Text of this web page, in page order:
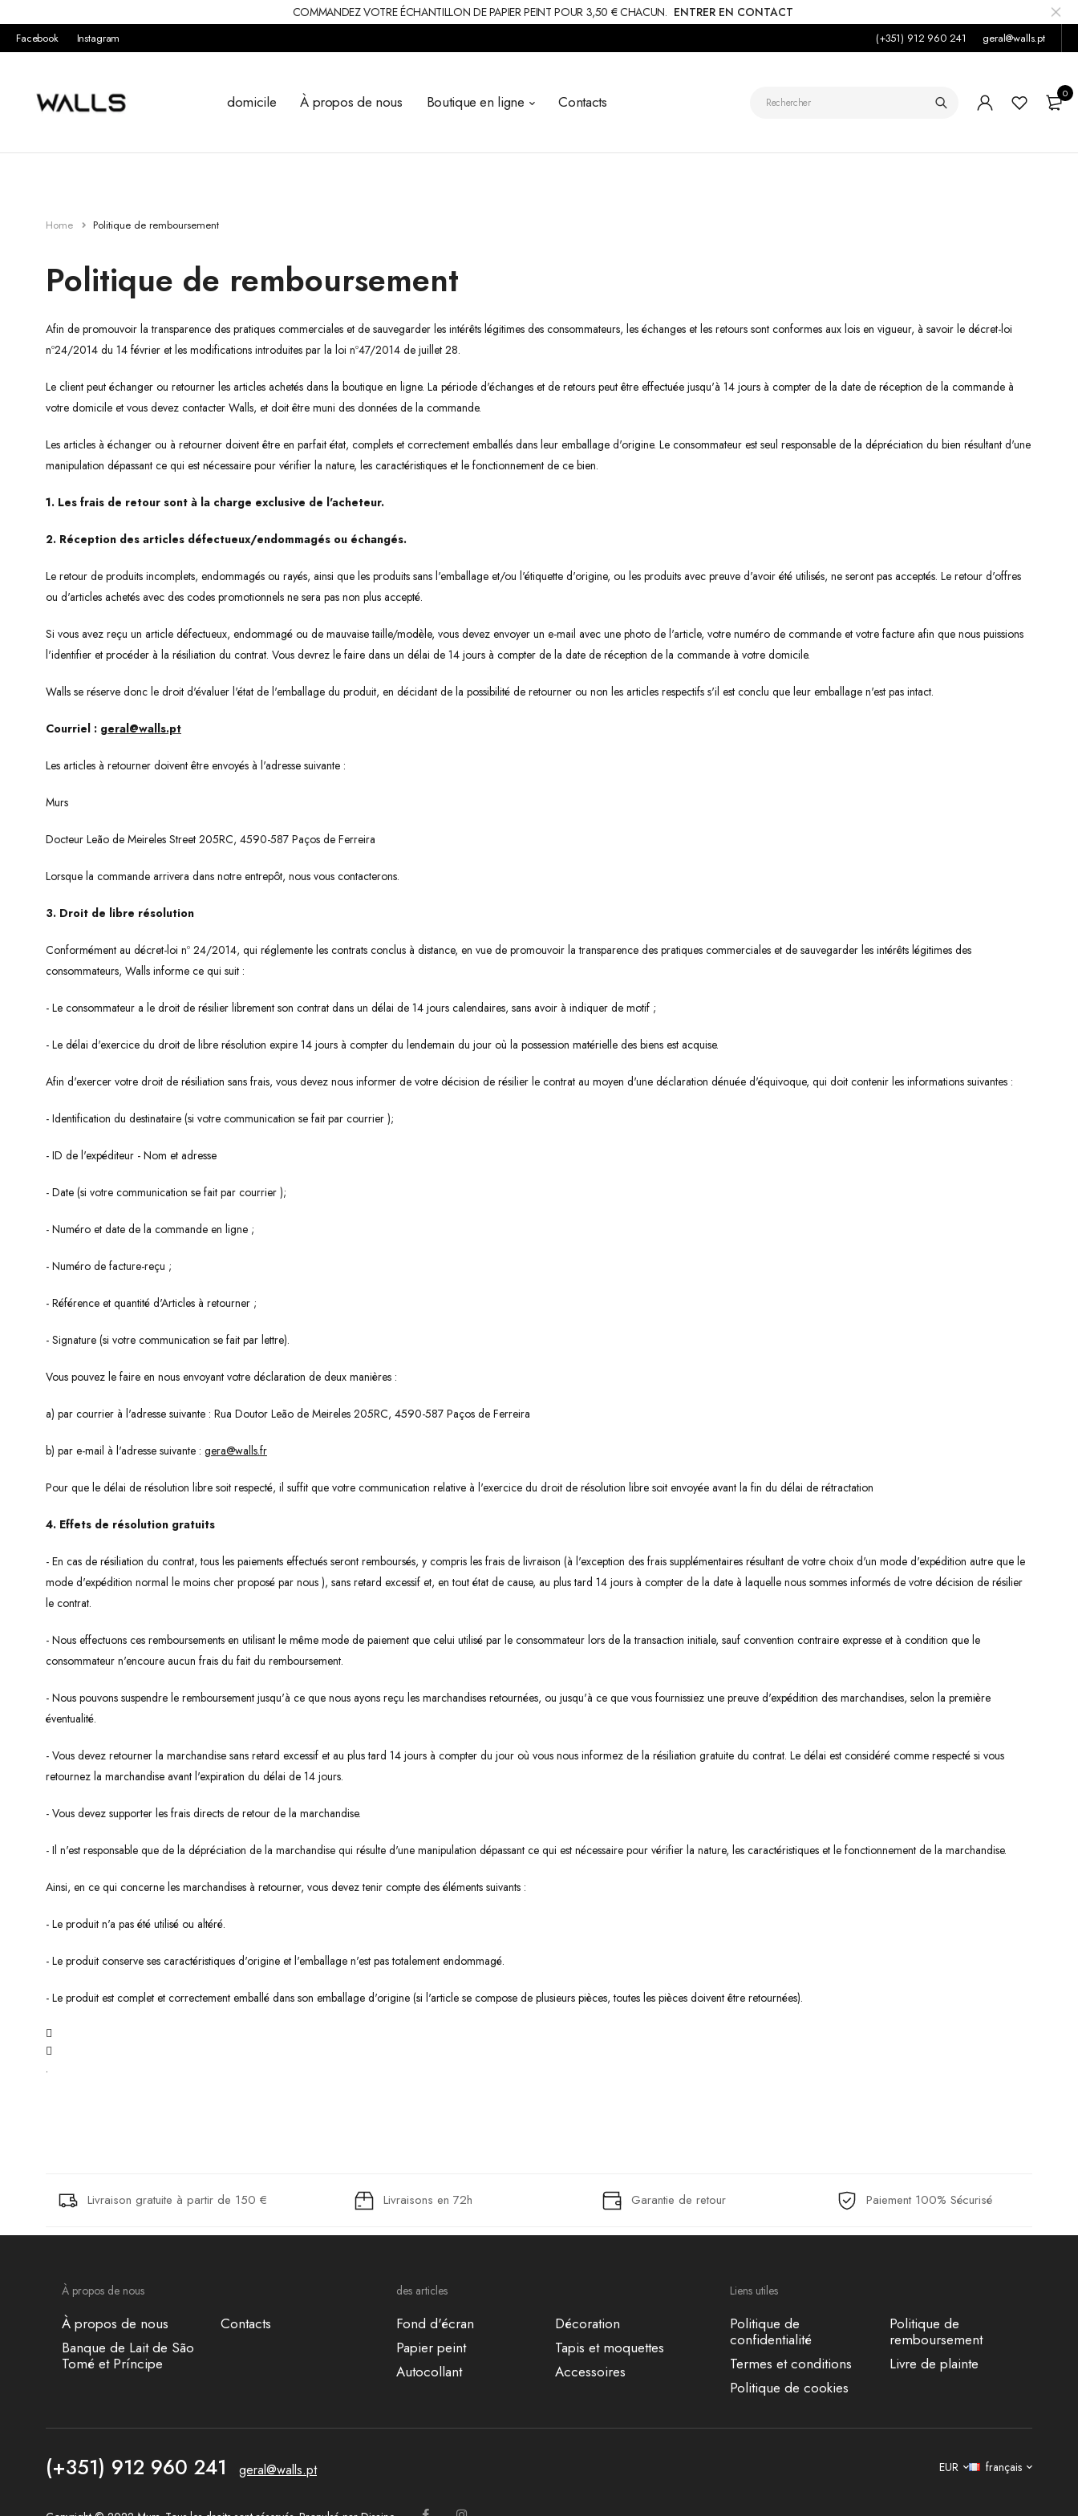
COMMANDEZ VOTRE ÉCHANTILLON DE PAPIER PEINT POUR 3,50 € CHACUN. ENTRER EN CONTACT
Facebook Instagram (+351) 912 960 241 geral@walls.pt
domicile À propos de nous Boutique en ligne Contacts 0
Home Politique de remboursement
Politique de remboursement
Afin de promouvoir la transparence des pratiques commerciales et de sauvegarder les intérêts légitimes des consommateurs, les échanges et les retours sont conformes aux lois en vigueur, à savoir le décret-loi
nº24/2014 du 14 février et les modifications introduites par la loi nº47/2014 de juillet 28.
Le client peut échanger ou retourner les articles achetés dans la boutique en ligne. La période d'échanges et de retours peut être effectuée jusqu'à 14 jours à compter de la date de réception de la commande à
votre domicile et vous devez contacter Walls, et doit être muni des données de la commande.
Les articles à échanger ou à retourner doivent être en parfait état, complets et correctement emballés dans leur emballage d'origine. Le consommateur est seul responsable de la dépréciation du bien résultant d'une
manipulation dépassant ce qui est nécessaire pour vérifier la nature, les caractéristiques et le fonctionnement de ce bien.
1. Les frais de retour sont à la charge exclusive de l'acheteur.
2. Réception des articles défectueux/endommagés ou échangés.
Le retour de produits incomplets, endommagés ou rayés, ainsi que les produits sans l'emballage et/ou l'étiquette d'origine, ou les produits avec preuve d'avoir été utilisés, ne seront pas acceptés. Le retour d'offres
ou d'articles achetés avec des codes promotionnels ne sera pas non plus accepté.
Si vous avez reçu un article défectueux, endommagé ou de mauvaise taille/modèle, vous devez envoyer un e-mail avec une photo de l'article, votre numéro de commande et votre facture afin que nous puissions
l'identifier et procéder à la résiliation du contrat. Vous devrez le faire dans un délai de 14 jours à compter de la date de réception de la commande à votre domicile.
Walls se réserve donc le droit d'évaluer l'état de l'emballage du produit, en décidant de la possibilité de retourner ou non les articles respectifs s'il est conclu que leur emballage n'est pas intact.
Courriel : geral@walls.pt
Les articles à retourner doivent être envoyés à l'adresse suivante :
Murs
Docteur Leão de Meireles Street 205RC, 4590-587 Paços de Ferreira
Lorsque la commande arrivera dans notre entrepôt, nous vous contacterons.
3. Droit de libre résolution
Conformément au décret-loi nº 24/2014, qui réglemente les contrats conclus à distance, en vue de promouvoir la transparence des pratiques commerciales et de sauvegarder les intérêts légitimes des
consommateurs, Walls informe ce qui suit :
- Le consommateur a le droit de résilier librement son contrat dans un délai de 14 jours calendaires, sans avoir à indiquer de motif ;
- Le délai d'exercice du droit de libre résolution expire 14 jours à compter du lendemain du jour où la possession matérielle des biens est acquise.
Afin d'exercer votre droit de résiliation sans frais, vous devez nous informer de votre décision de résilier le contrat au moyen d'une déclaration dénuée d'équivoque, qui doit contenir les informations suivantes :
- Identification du destinataire (si votre communication se fait par courrier );
- ID de l'expéditeur - Nom et adresse
- Date (si votre communication se fait par courrier );
- Numéro et date de la commande en ligne ;
- Numéro de facture-reçu ;
- Référence et quantité d'Articles à retourner ;
- Signature (si votre communication se fait par lettre).
Vous pouvez le faire en nous envoyant votre déclaration de deux manières :
a) par courrier à l'adresse suivante : Rua Doutor Leão de Meireles 205RC, 4590-587 Paços de Ferreira
b) par e-mail à l'adresse suivante : gera@walls.fr
Pour que le délai de résolution libre soit respecté, il suffit que votre communication relative à l'exercice du droit de résolution libre soit envoyée avant la fin du délai de rétractation
4. Effets de résolution gratuits
- En cas de résiliation du contrat, tous les paiements effectués seront remboursés, y compris les frais de livraison (à l'exception des frais supplémentaires résultant de votre choix d'un mode d'expédition autre que le
mode d'expédition normal le moins cher proposé par nous ), sans retard excessif et, en tout état de cause, au plus tard 14 jours à compter de la date à laquelle nous sommes informés de votre décision de résilier
le contrat.
- Nous effectuons ces remboursements en utilisant le même mode de paiement que celui utilisé par le consommateur lors de la transaction initiale, sauf convention contraire expresse et à condition que le
consommateur n'encoure aucun frais du fait du remboursement.
- Nous pouvons suspendre le remboursement jusqu'à ce que nous ayons reçu les marchandises retournées, ou jusqu'à ce que vous fournissiez une preuve d'expédition des marchandises, selon la première
éventualité.
- Vous devez retourner la marchandise sans retard excessif et au plus tard 14 jours à compter du jour où vous nous informez de la résiliation gratuite du contrat. Le délai est considéré comme respecté si vous
retournez la marchandise avant l'expiration du délai de 14 jours.
- Vous devez supporter les frais directs de retour de la marchandise.
- Il n'est responsable que de la dépréciation de la marchandise qui résulte d'une manipulation dépassant ce qui est nécessaire pour vérifier la nature, les caractéristiques et le fonctionnement de la marchandise.
Ainsi, en ce qui concerne les marchandises à retourner, vous devez tenir compte des éléments suivants :
- Le produit n'a pas été utilisé ou altéré.
- Le produit conserve ses caractéristiques d'origine et l'emballage n'est pas totalement endommagé.
- Le produit est complet et correctement emballé dans son emballage d'origine (si l'article se compose de plusieurs pièces, toutes les pièces doivent être retournées).
.
Livraison gratuite à partir de 150 € Livraisons en 72h Garantie de retour Paiement 100% Sécurisé
À propos de nous
À propos de nous
Banque de Lait de São
Tomé et Príncipe
Contacts
des articles
Fond d'écran
Papier peint
Autocollant
Décoration
Tapis et moquettes
Accessoires
Liens utiles
Politique de
confidentialité
Termes et conditions
Politique de cookies
Politique de
remboursement
Livre de plainte
(+351) 912 960 241 geral@walls.pt EUR français